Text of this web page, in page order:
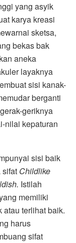
yang asyik
karya kreasi
sketsa,
bekas bak
aneka
layaknya
sisi kanak-
berganti
geriknya
nilai kepaturan
sisi baik
sifat Childlike
Istilah
memiliki
atau terlihat baik.
harus
sifat